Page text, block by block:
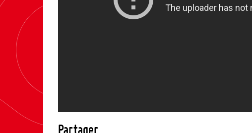
Partager